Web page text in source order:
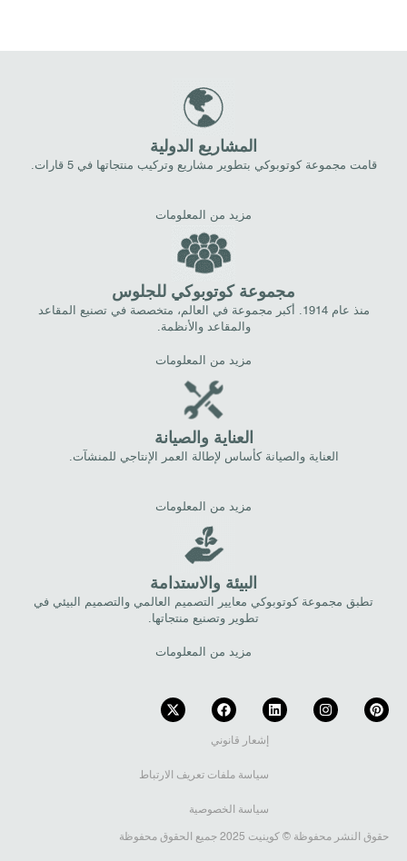
المشاريع الدولية
قامت مجموعة كوتوبوكي بتطوير مشاريع وتركيب منتجاتها في 5 قارات.
مزيد من المعلومات
مجموعة كوتوبوكي للجلوس
منذ عام 1914. أكبر مجموعة في العالم، متخصصة في تصنيع المقاعد
والمقاعد والأنظمة.
مزيد من المعلومات
العناية والصيانة
العناية والصيانة كأساس لإطالة العمر الإنتاجي للمنشآت.
مزيد من المعلومات
البيئة والاستدامة
تطبق مجموعة كوتوبوكي معايير التصميم العالمي والتصميم البيئي في
تطوير وتصنيع منتجاتها.
مزيد من المعلومات
حقوق النشر محفوظة © كوينيت 2025 جميع الحقوق محفوظة
إشعار قانوني
سياسة ملفات تعريف الارتباط
سياسة الخصوصية